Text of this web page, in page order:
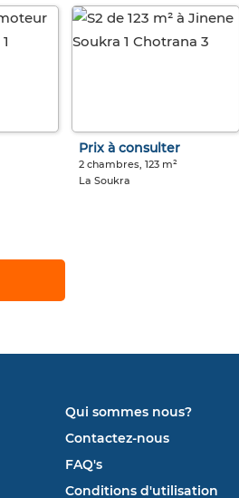
Prix à consulter
2 chambres, 123 m²
La Soukra
Qui sommes nous?
Contactez-nous
FAQ's
Conditions d'utilisation